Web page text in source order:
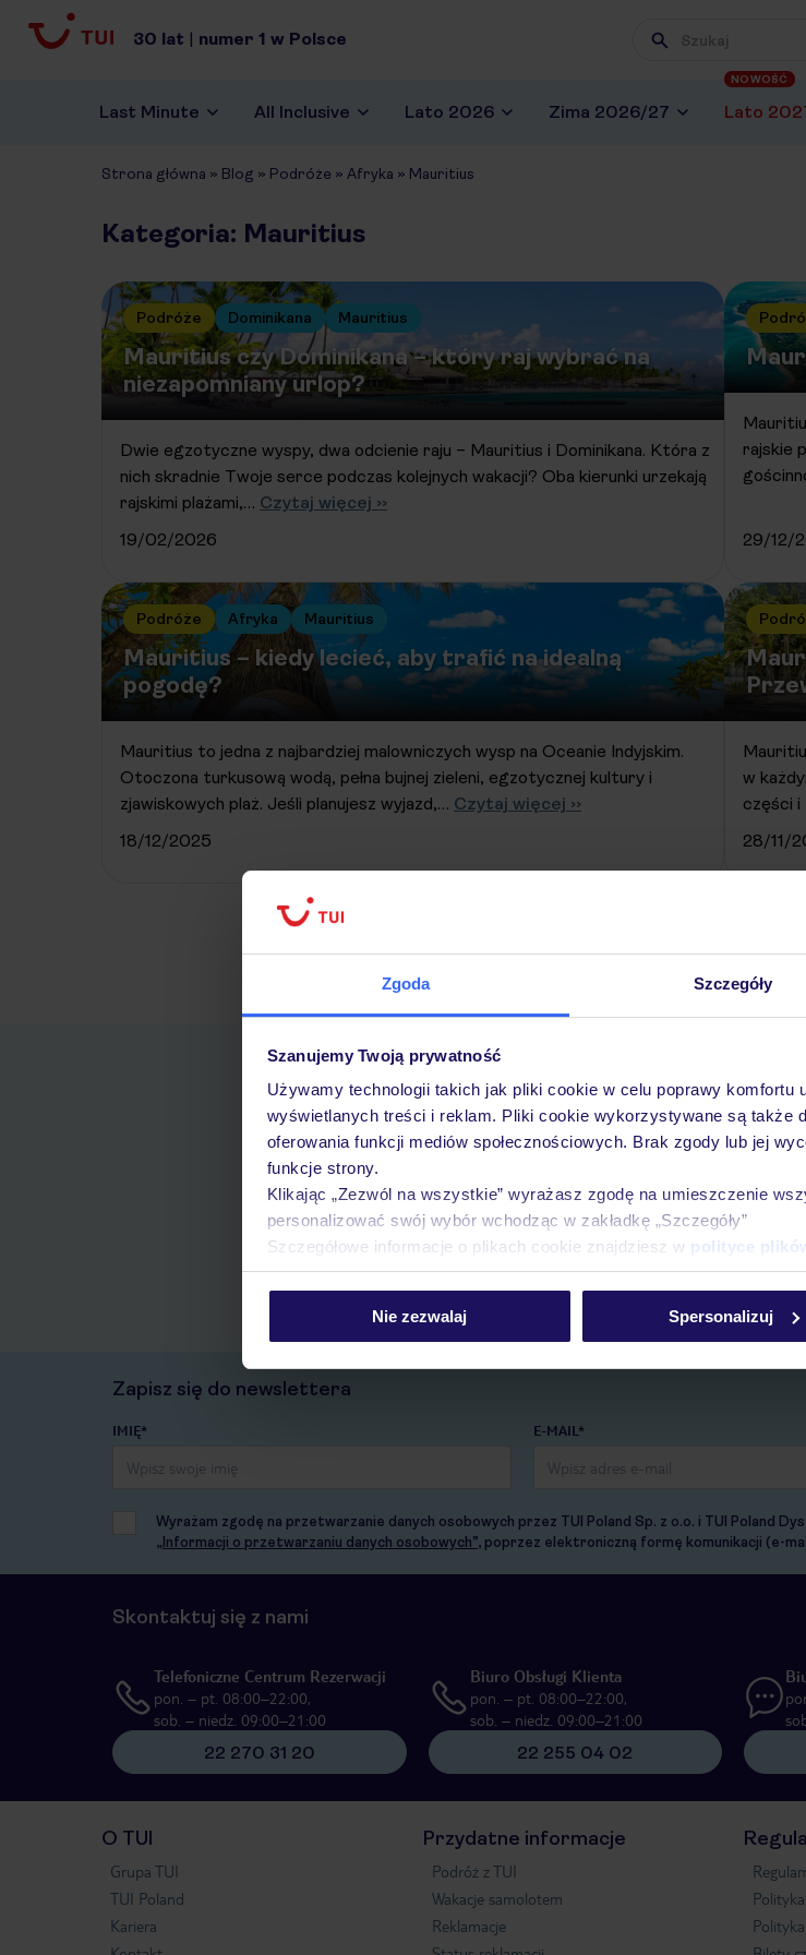
Zgoda Szczegóły
Szanujemy Twoją prywatność
Używamy technologii takich jak pliki cookie w celu poprawy komfortu
wyświetlanych treści i reklam. Pliki cookie wykorzystywane są także
oferowania funkcji mediów społecznościowych. Brak zgody lub jej
funkcje strony.
Klikając „Zezwól na wszystkie” wyrażasz zgodę na umieszczenie
personalizować swój wybór wchodząc w zakładkę „Szczegóły”
Szczegółowe informacje o plikach cookie znajdziesz w polityce
Nie zezwalaj Spersonalizuj
30 lat | numer 1 w Polsce
Last Minute All Inclusive Lato 2026 Zima 2026/27 Lato
NOWOŚĆ
Strona główna » Blog » Podróże » Afryka » Mauritius
Kategoria: Mauritius
Podróże Dominikana Mauritius
Mauritius czy Dominikana – który raj wybrać na
niezapomniany urlop?
Dwie egzotyczne wyspy, dwa odcienie raju – Mauritius i Dominikana. Która z
nich skradnie Twoje serce podczas kolejnych wakacji? Oba kierunki urzekają
rajskimi plażami,… Czytaj więcej ››
19/02/2026
rajskie
29/12/
Podróże Afryka Mauritius
Mauritius – kiedy lecieć, aby trafić na idealną
pogodę?
Mauritius to jedna z najbardziej malowniczych wysp na Oceanie Indyjskim.
Otoczona turkusową wodą, pełna bujnej zieleni, egzotycznej kultury i
zjawiskowych plaż. Jeśli planujesz wyjazd,… Czytaj więcej ››
18/12/2025
w
części i
28/11/
Pobierz
Lista ulubionych ofert
Historia wyszukiwań i
Kontakt z TUI i
Zapisz się do newslettera
IMIĘ* E-MAIL*
Wyrażam zgodę na przetwarzanie danych osobowych przez TUI Poland Sp. z o.o. i TUI Poland
„Informacji o przetwarzaniu danych osobowych”, poprzez elektroniczną formę komunikacji (e-
Skontaktuj się z nami
Telefoniczne Centrum Rezerwacji
pon. – pt. 08:00–22:00,
sob. – niedz. 09:00–21:00
22 270 31 20
Biuro Obsługi Klienta
pon. – pt. 08:00–22:00,
sob. – niedz. 09:00–21:00
22 255 04 02
O TUI
Grupa TUI
TUI Poland
Kariera
Przydatne informacje
Podróż z TUI
Wakacje samolotem
Reklamacje